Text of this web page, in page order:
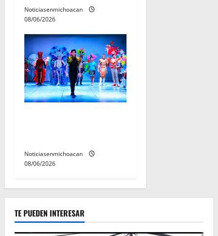
Noticiasenmichoacan
08/06/2026
Noticiasenmichoacan
08/06/2026
TE PUEDEN INTERESAR